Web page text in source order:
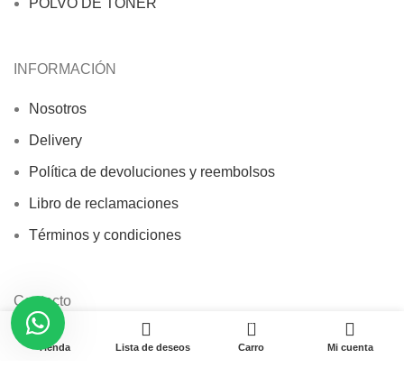
POLVO DE TÓNER
INFORMACIÓN
Nosotros
Delivery
Política de devoluciones y reembolsos
Libro de reclamaciones
Términos y condiciones
Contacto
Tienda Lista de deseos
0
Carro Mi cuenta